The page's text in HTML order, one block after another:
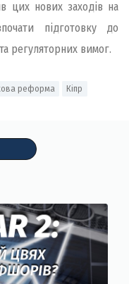
цих нових заходів на
підготовку до
регуляторних вимог.
реформа Кіпр